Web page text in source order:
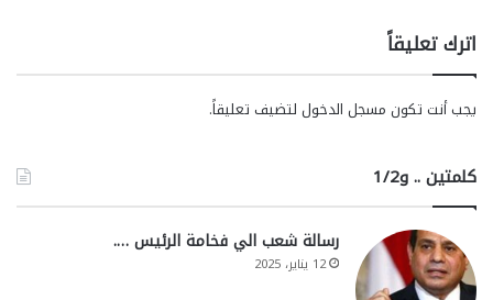
اترك تعليقاً
يجب أنت تكون مسجل الدخول لتضيف تعليقاً.
كلمتين .. و1/2
رسالة شعب الي فخامة الرئيس ….
12 يناير، 2025